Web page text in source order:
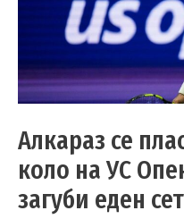
Алкараз се
коло на УС
загуби еден сет